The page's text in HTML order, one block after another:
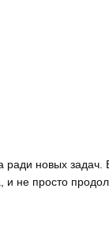
новых задач.
и не просто